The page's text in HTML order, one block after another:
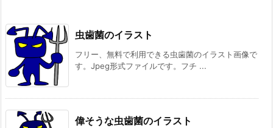
虫歯菌のイラスト
フリー、無料で利用できる虫歯菌のイラスト画像で
す。Jpeg形式ファイルです。フチ ...
偉そうな虫歯菌のイラスト